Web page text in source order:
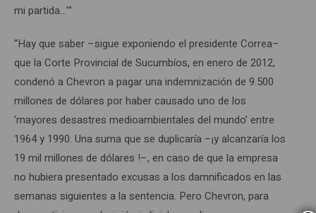
mi partida…'”
“Hay que saber –sigue exponiendo el presidente Correa–
que la Corte Provincial de Sucumbíos, en enero de 2012,
condenó a Chevron a pagar una indemnización de 9.500
millones de dólares por haber causado uno de los
‘mayores desastres medioambientales del mundo’ entre
1964 y 1990. Una suma que se duplicaría –¡y alcanzaría los
19 mil millones de dólares !–, en caso de que la empresa
no hubiera presentado excusas a los damnificados en las
semanas siguientes a la sentencia. Pero Chevron, para